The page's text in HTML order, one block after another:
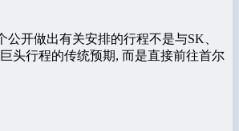
开做出有关安排的行程不是与SK、
头行程的传统预期, 而是直接前往首尔